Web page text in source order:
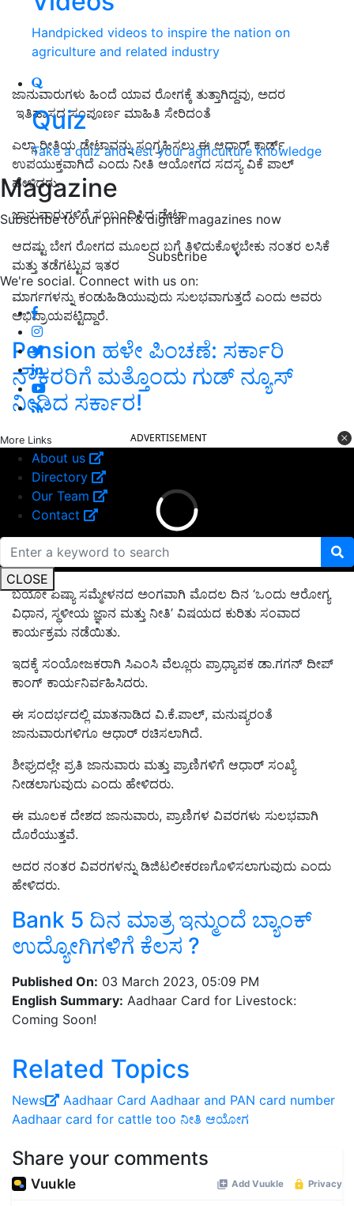
Handpicked videos to inspire the nation on
agriculture and related industry
Quiz
Take a quiz and test your agriculture knowledge
Magazine
Subscribe to our print & digital magazines now
Subscribe
We're social. Connect with us on:
More Links
About us
Directory
Our Team
Contact
CLOSE
ಜಾನುವಾರುಗಳು ಹಿಂದೆ ಯಾವ ರೋಗಕ್ಕೆ ತುತ್ತಾಗಿದ್ದವು, ಅದರ
ಇತಿಹಾಸದ ಸಂಪೂರ್ಣ ಮಾಹಿತಿ ಸೇರಿದಂತೆ
ಎಲ್ಲಾ ರೀತಿಯ ಡೇಟಾವನ್ನು ಸಂಗ್ರಹಿಸಲು ಈ ಆಧಾರ್ ಕಾರ್ಡ್
ಉಪಯುಕ್ತವಾಗಿದೆ ಎಂದು ನೀತಿ ಆಯೋಗದ ಸದಸ್ಯ ವಿಕೆ ಪಾಲ್
ಹೇಳಿದರು.
ಜಾನುವಾರುಗಳಿಗೆ ಸಂಬಂಧಿಸಿದ ಡೇಟಾ
ಆದಷ್ಟು ಬೇಗ ರೋಗದ ಮೂಲದ ಬಗ್ಗೆ ತಿಳಿದುಕೊಳ್ಳಬೇಕು ನಂತರ ಲಸಿಕೆ
ಮತ್ತು ತಡೆಗಟ್ಟುವ ಇತರ
ಮಾರ್ಗಗಳನ್ನು ಕಂಡುಹಿಡಿಯುವುದು ಸುಲಭವಾಗುತ್ತದೆ ಎಂದು ಅವರು
ಅಭಿಪ್ರಾಯಪಟ್ಟಿದ್ದಾರೆ.
Pension ಹಳೇ ಪಿಂಚಣೆ: ಸರ್ಕಾರಿ
ನೌಕರರಿಗೆ ಮತ್ತೊಂದು ಗುಡ್‌ ನ್ಯೂಸ್‌
ನೀಡಿದ ಸರ್ಕಾರ!
ADVERTISEMENT
ಬಯೋ ಏಷ್ಯಾ ಸಮ್ಮೇಳನದ ಅಂಗವಾಗಿ ಮೊದಲ ದಿನ ‘ಒಂದು ಆರೋಗ್ಯ
ವಿಧಾನ, ಸ್ಥಳೀಯ ಜ್ಞಾನ ಮತ್ತು ನೀತಿ’ ವಿಷಯದ ಕುರಿತು ಸಂವಾದ
ಕಾರ್ಯಕ್ರಮ ನಡೆಯಿತು.
ಇದಕ್ಕೆ ಸಂಯೋಜಕರಾಗಿ ಸಿಎಂಸಿ ವೆಲ್ಲೂರು ಪ್ರಾಧ್ಯಾಪಕ ಡಾ.ಗಗನ್ ದೀಪ್
ಕಾಂಗ್ ಕಾರ್ಯನಿರ್ವಹಿಸಿದರು.
ಈ ಸಂದರ್ಭದಲ್ಲಿ ಮಾತನಾಡಿದ ವಿ.ಕೆ.ಪಾಲ್, ಮನುಷ್ಯರಂತೆ
ಜಾನುವಾರುಗಳಿಗೂ ಆಧಾರ್ ರಚಿಸಲಾಗಿದೆ.
ಶೀಘ್ರದಲ್ಲೇ ಪ್ರತಿ ಜಾನುವಾರು ಮತ್ತು ಪ್ರಾಣಿಗಳಿಗೆ ಆಧಾರ್ ಸಂಖ್ಯೆ
ನೀಡಲಾಗುವುದು ಎಂದು ಹೇಳಿದರು.
ಈ ಮೂಲಕ ದೇಶದ ಜಾನುವಾರು, ಪ್ರಾಣಿಗಳ ವಿವರಗಳು ಸುಲಭವಾಗಿ
ದೊರೆಯುತ್ತವೆ.
ಅದರ ನಂತರ ವಿವರಗಳನ್ನು ಡಿಜಿಟಲೀಕರಣಗೊಳಿಸಲಾಗುವುದು ಎಂದು
ಹೇಳಿದರು.
Bank 5 ದಿನ ಮಾತ್ರ ಇನ್ಮುಂದೆ ಬ್ಯಾಂಕ್‌
ಉದ್ಯೋಗಿಗಳಿಗೆ ಕೆಲಸ ?
Published On: 03 March 2023, 05:09 PM
English Summary: Aadhaar Card for Livestock:
Coming Soon!
Related Topics
News Aadhaar Card Aadhaar and PAN card number
Aadhaar card for cattle too ನೀತಿ ಆಯೋಗ
Share your comments